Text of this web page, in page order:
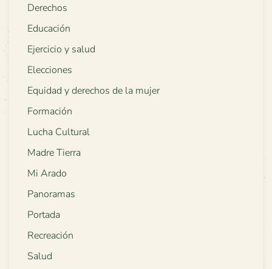
Derechos
Educación
Ejercicio y salud
Elecciones
Equidad y derechos de la mujer
Formación
Lucha Cultural
Madre Tierra
Mi Arado
Panoramas
Portada
Recreación
Salud